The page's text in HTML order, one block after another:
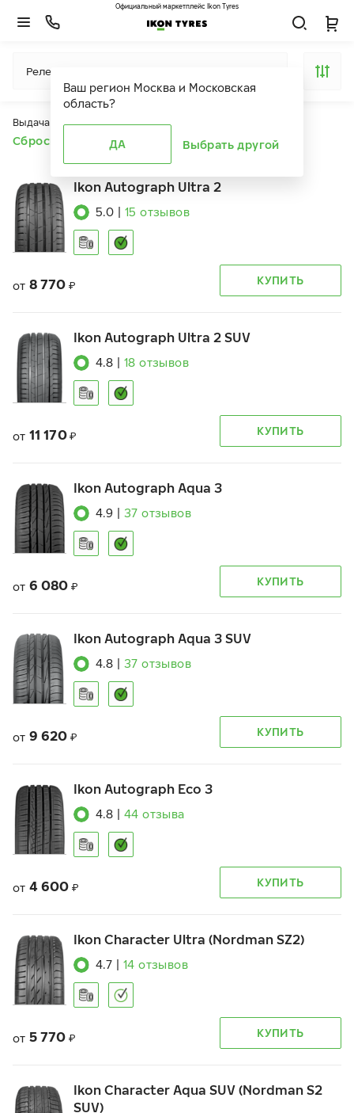
Ваш регион Москва и Московская
область?
ДА Выбрать другой
Официальный маркетплейс Ikon Tyres
Релевантность
Выдача продуктов ограничена действием фильтров
Сбросить все фильтры
Ikon Autograph Ultra 2
5.0 15 отзывов
от 8 770 ₽ КУПИТЬ
Ikon Autograph Ultra 2 SUV
4.8 18 отзывов
от 11 170 ₽ КУПИТЬ
Ikon Autograph Aqua 3
4.9 37 отзывов
от 6 080 ₽ КУПИТЬ
Ikon Autograph Aqua 3 SUV
4.8 37 отзывов
от 9 620 ₽ КУПИТЬ
Ikon Autograph Eco 3
4.8 44 отзыва
от 4 600 ₽ КУПИТЬ
Ikon Character Ultra (Nordman SZ2)
4.7 14 отзывов
от 5 770 ₽ КУПИТЬ
Ikon Character Aqua SUV (Nordman S2
SUV)